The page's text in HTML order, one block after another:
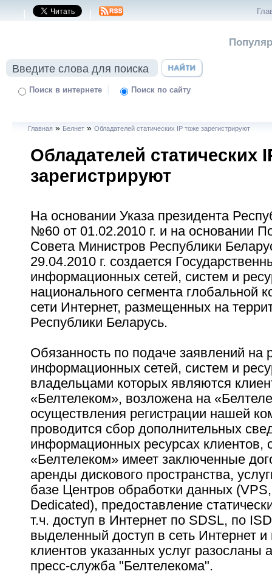
| |
Поиск в интернете | Поиск по сайту
Главная » Белнет »Обладателей статических IP тоже зарегистрируют
Обладателей статических
зарегистрируют
На основании Указа президента
№60 от 01.02.2010 г. и на основании
Совета Министров Республики
29.04.2010 г. создается
информационных сетей, систем и
национального сегмента глобальной
сети Интернет, размещенных на
Республики Беларусь.
Обязанность по подаче заявлений на
информационных сетей, систем и
владельцами которых являются
«Белтелеком», возложена на
осуществления регистрации нашей
проводится сбор дополнительных
информационных ресурсах клиентов,
«Белтелеком» имеет заключенные
аренды дискового пространства,
базе Центров обработки данных
Dedicated), предоставление
т.ч. доступ в Интернет по SDSL, по
выделенный доступ в сеть Интернет
клиентов указанных услуг разосланы
пресс-служба "Белтелекома".